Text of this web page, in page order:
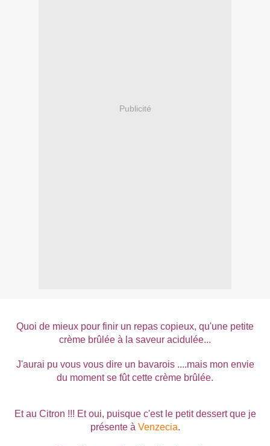
Publicité
Quoi de mieux pour finir un repas copieux, qu'une petite
crème brûlée à la saveur acidulée...
J'aurai pu vous vous dire un bavarois ....mais mon envie
du moment se fût cette crème brûlée.
Et au Citron !!! Et oui, puisque c'est le petit dessert que je
présente à Venzecia.